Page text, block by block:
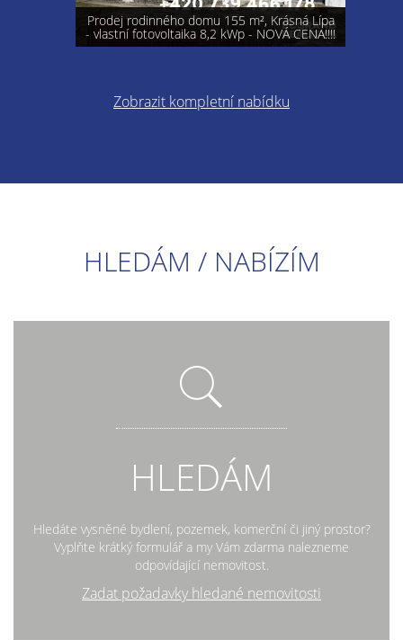
Prodej rodinného domu 155 m², Krásná Lípa
- vlastní fotovoltaika 8,2 kWp - NOVÁ CENA!!!!
Zobrazit kompletní nabídku
HLEDÁM / NABÍZÍM
HLEDÁM
Hledáte vysněné bydlení, pozemek, komerční či jiný prostor?
Vyplňte krátký formulář a my Vám zdarma nalezneme
odpovídající nemovitost.
Zadat požadavky hledané nemovitosti